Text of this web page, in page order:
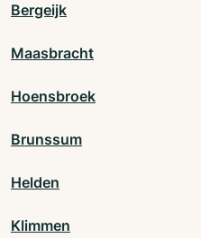
Bergeijk
Maasbracht
Hoensbroek
Brunssum
Helden
Klimmen